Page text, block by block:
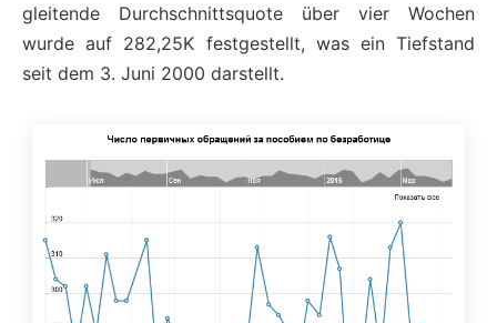
gleitende Durchschnittsquote über vier Wochen
wurde auf 282,25K festgestellt, was ein Tiefstand
seit dem 3. Juni 2000 darstellt.